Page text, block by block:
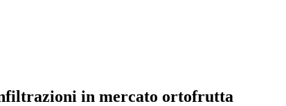
in mercato ortofrutta